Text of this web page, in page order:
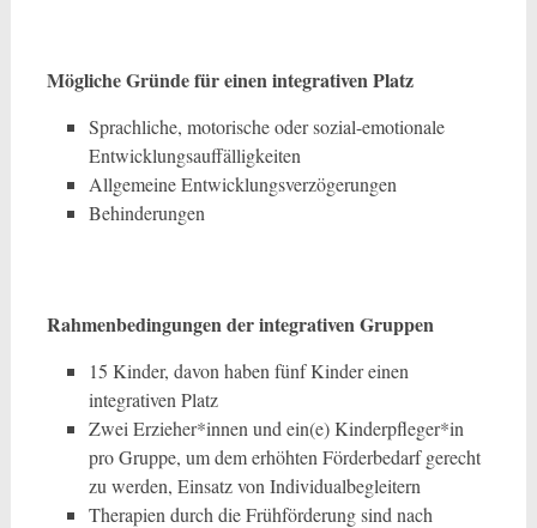
Mögliche Gründe für einen integrativen Platz
Sprachliche, motorische oder sozial-emotionale
Entwicklungsauffälligkeiten
Allgemeine Entwicklungsverzögerungen
Behinderungen
Rahmenbedingungen der integrativen Gruppen
15 Kinder, davon haben fünf Kinder einen
integrativen Platz
Zwei Erzieher*innen und ein(e) Kinderpfleger*in
pro Gruppe, um dem erhöhten Förderbedarf gerecht
zu werden, Einsatz von Individualbegleitern
Therapien durch die Frühförderung sind nach